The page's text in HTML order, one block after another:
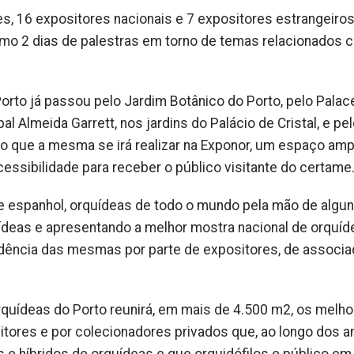
16 expositores nacionais e 7 expositores estrangeiros
2 dias de palestras em torno de temas relacionados
já passou pelo Jardim Botânico do Porto, pelo
Almeida Garrett, nos jardins do Palácio de Cristal, e
a mesma se irá realizar na Exponor, um espaço
para receber o público visitante do certame.
espanhol, orquídeas de todo o mundo pela mão de
e apresentando a melhor mostra nacional de
das mesmas por parte de expositores, de
do Porto reunirá, em mais de 4.500 m2, os
e por colecionadores privados que, ao longo dos